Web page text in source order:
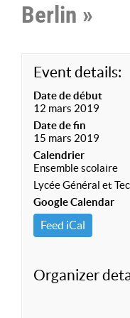
Berlin »
Event details:
Date de début
12 mars 2019
Date de fin
15 mars 2019
Calendrier
Ensemble scolaire
Lycée Général et
Google Calendar
Feed iCal
Organizer